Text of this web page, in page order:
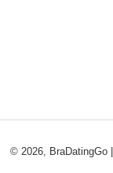
© 2026, BraDatingGo |